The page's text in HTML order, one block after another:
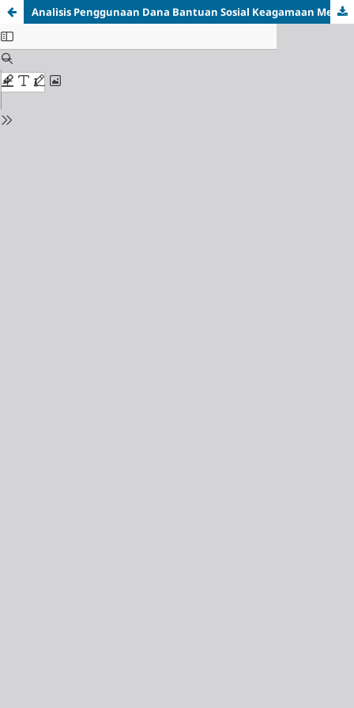
Analisis Penggunaan Dana Bantuan Sosial Keagamaan Melalui Aplikasi Sipanggar Baja di Provinsi Bengkulu